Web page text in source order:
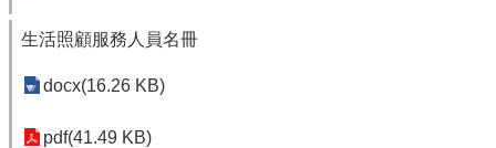
覽
回
頁
生活照顧服務人員名冊
docx(16.26 KB)
pdf(41.49 KB)